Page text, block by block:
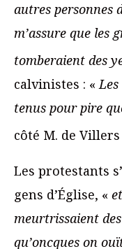
autres personnes
m’assure que les
tomberaient des
calvinistes : «
tenus pour pire
côté M. de Villers
Les protestants
gens d’Église, «
meurtrissaient
qu’oncques on